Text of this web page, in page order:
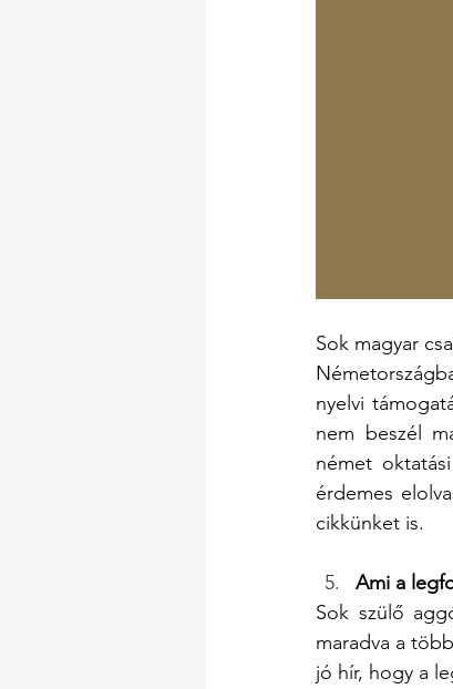
Sok magyar
nyelvi
nem beszél
német
érdemes
cikkünket is.
Ami a
Sok szülő
maradva a
jó hír, hogy a